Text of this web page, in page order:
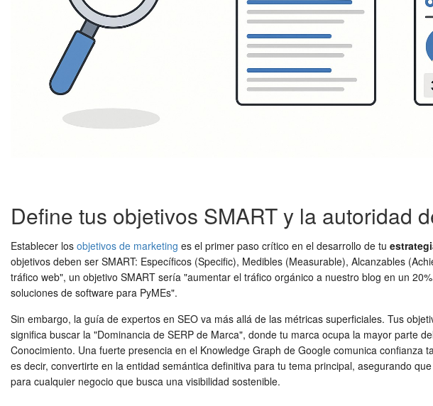
Define tus objetivos SMART y la autoridad
Establecer los objetivos de marketing es el primer paso crítico en el desarrollo de tu
objetivos deben ser SMART: Específicos (Specific), Medibles (Measurable), Alcanzables
tráfico web", un objetivo SMART sería "aumentar el tráfico orgánico a nuestro blog en un
soluciones de software para PyMEs".
Sin embargo, la guía de expertos en SEO va más allá de las métricas superficiales. Tus
significa buscar la "Dominancia de SERP de Marca", donde tu marca ocupa la mayor parte
Conocimiento. Una fuerte presencia en el Knowledge Graph de Google comunica
es decir, convertirte en la entidad semántica definitiva para tu tema principal, asegurando
para cualquier negocio que busca una visibilidad sostenible.